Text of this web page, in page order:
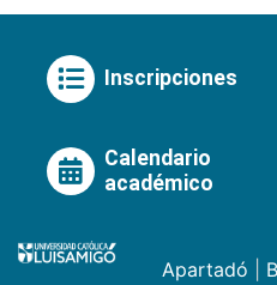
Inscripciones
Calendario
académico
Apartadó